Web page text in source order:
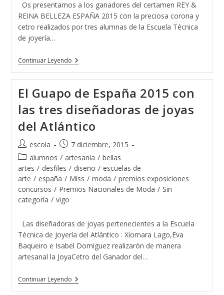
Os presentamos a los ganadores del certamen REY &
REINA BELLEZA ESPAÑA 2015 con la preciosa corona y
cetro realizados por tres alumnas de la Escuela Técnica
de joyería…
Continuar LeyendoRey
&
España
Con
Joyas
De
La
Escuela
De
Joyería
Del
Atlántico
El Guapo de España 2015 con
las tres diseñadoras de joyas
del Atlántico
Autor
de
la
entrada:
escola
Publicación
de
la
entrada:
7 diciembre, 2015
Categoría
de
la
entrada:
alumnos / artesania / bellas
artes / desfiles / diseño / escuelas de
arte / españa / Miss / moda / premios exposiciones
concursos / Premios Nacionales de Moda / Sin
categoría / vigo
Las diseñadoras de joyas pertenecientes a la Escuela
Técnica de Joyería del Atlántico : Xiomara Lago,Eva
Baqueiro e Isabel Domíguez realizarón de manera
artesanal la JoyaCetro del Ganador del…
Continuar LeyendoEl
Guapo